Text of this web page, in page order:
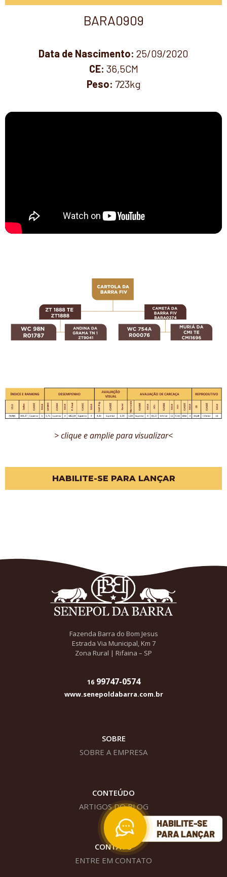
BARA0909
Data de Nascimento: 25/09/2020
CE: 36,5CM
Peso: 723kg
> clique e amplie para visualizar<
HABILITE-SE PARA LANÇAR
Fazenda Barra do Bom Jesus
Estrada Via Municipal, Km 7
Zona Rural | Rifaina – SP
1699747-0574
www.senepoldabarra.com.br
SOBRE
SOBRE A EMPRESA
CONTEÚDO
ARTIGOS DO BLOG
CONTATO
ENTRE EM CONTATO